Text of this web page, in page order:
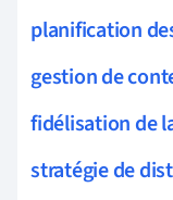
planification
gestion de
fidélisation de
stratégie de